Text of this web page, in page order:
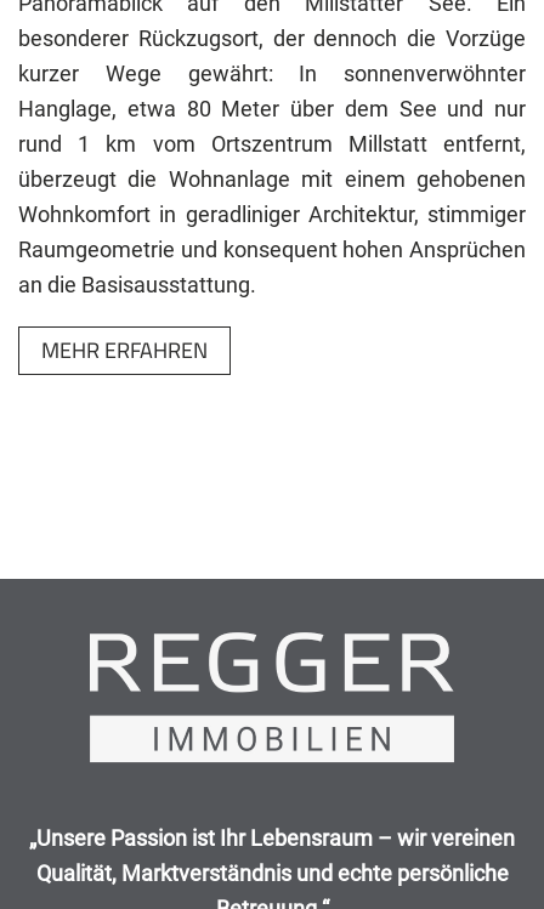
besonderer Rückzugsort, der dennoch die Vorzüge
kurzer Wege gewährt: In sonnenverwöhnter
Hanglage, etwa 80 Meter über dem See und nur
rund 1 km vom Ortszentrum Millstatt entfernt,
überzeugt die Wohnanlage mit einem gehobenen
Wohnkomfort in geradliniger Architektur, stimmiger
Raumgeometrie und konsequent hohen Ansprüchen
an die Basisausstattung.
MEHR ERFAHREN
„Unsere Passion ist Ihr Lebensraum – wir vereinen
Qualität, Marktverständnis und echte persönliche